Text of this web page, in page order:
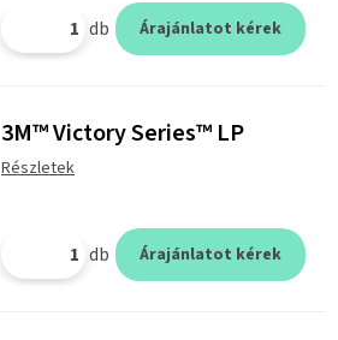
db Árajánlatot kérek
3M™ Victory Series™ LP
Részletek
db Árajánlatot kérek